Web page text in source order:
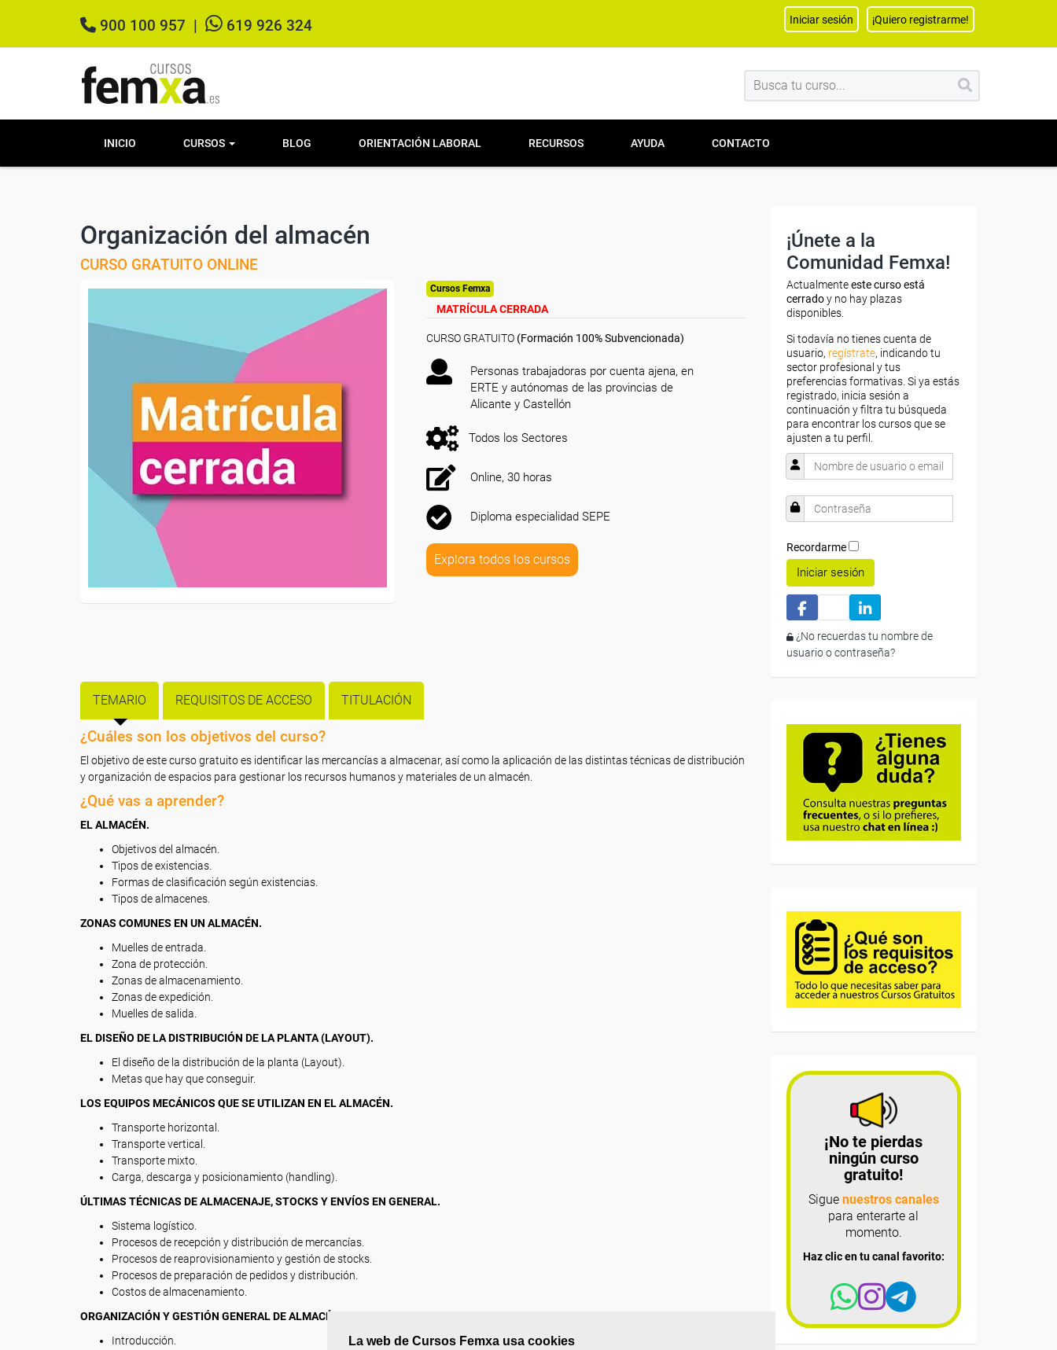
La web de Cursos Femxa usa cookies
900 100 957 619 926 324 Iniciar sesión ¡Quiero registrarme!
INICIO CURSOS BLOG ORIENTACIÓN LABORAL RECURSOS AYUDA CONTACTO
Organización del almacén
CURSO GRATUITO ONLINE
Cursos Femxa
MATRÍCULA CERRADA
CURSO GRATUITO (Formación 100% Subvencionada)
Personas trabajadoras por cuenta ajena, en
ERTE y autónomas de las provincias de
Alicante y Castellón
Todos los Sectores
Online, 30 horas
Diploma especialidad SEPE
Explora todos los cursos
TEMARIO REQUISITOS DE ACCESO TITULACIÓN
¿Cuáles son los objetivos del curso?
El objetivo de este curso gratuito es identificar las mercancías a almacenar, así como la aplicación de las distintas técnicas de distribución
y organización de espacios para gestionar los recursos humanos y materiales de un almacén.
¿Qué vas a aprender?
EL ALMACÉN.
Objetivos del almacén.
Tipos de existencias.
Formas de clasificación según existencias.
Tipos de almacenes.
ZONAS COMUNES EN UN ALMACÉN.
Muelles de entrada.
Zona de protección.
Zonas de almacenamiento.
Zonas de expedición.
Muelles de salida.
EL DISEÑO DE LA DISTRIBUCIÓN DE LA PLANTA (LAYOUT).
El diseño de la distribución de la planta (Layout).
Metas que hay que conseguir.
LOS EQUIPOS MECÁNICOS QUE SE UTILIZAN EN EL ALMACÉN.
Transporte horizontal.
Transporte vertical.
Transporte mixto.
Carga, descarga y posicionamiento (handling).
ÚLTIMAS TÉCNICAS DE ALMACENAJE, STOCKS Y ENVÍOS EN GENERAL.
Sistema logístico.
Procesos de recepción y distribución de mercancías.
Procesos de reaprovisionamiento y gestión de stocks.
Procesos de preparación de pedidos y distribución.
Costos de almacenamiento.
ORGANIZACIÓN Y GESTIÓN GENERAL DE ALMACÉN.
Introducción.
¡Únete a la
Comunidad Femxa!
Actualmenteeste curso está
cerradoy no hay plazas
disponibles.
Si todavía no tienes cuenta de
usuario, regístrate, indicando tu
sector profesional y tus
preferencias formativas. Si ya estás
registrado, inicia sesión a
continuación y filtra tu búsqueda
para encontrar los cursos que se
ajusten a tu perfil.
Recordarme
Iniciar sesión
¿No recuerdas tu nombre de
usuario o contraseña?
¡No te pierdas
ningún curso
gratuito!
Sigue nuestros canales
para enterarte al
momento.
Haz clic en tu canal favorito: